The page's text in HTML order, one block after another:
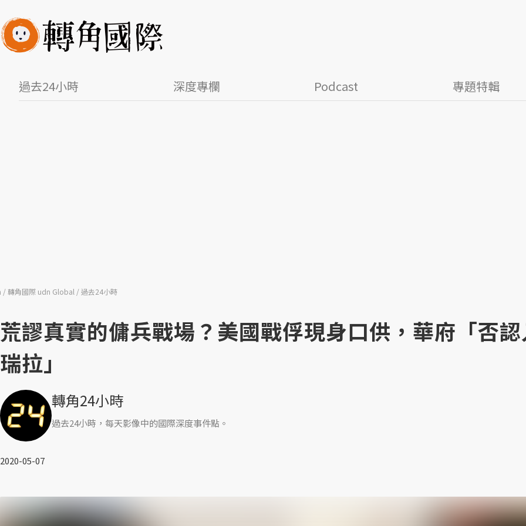
過去24小時 深度專欄 Podcast 專題特輯
轉角國際 udn Global 過去24小時
荒謬真實的傭兵戰場？美國戰俘現身口供，華府「否
瑞拉」
轉角24小時
過去24小時，每天影像中的國際深度事件點。
2020-05-07